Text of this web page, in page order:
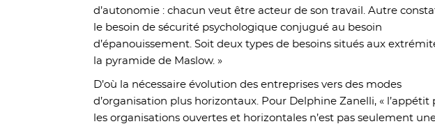
d’autonomie : chacun veut être acteur de son travail. Autre
le besoin de sécurité psychologique conjugué au besoin
d’épanouissement. Soit deux types de besoins situés aux
la pyramide de Maslow. »
D’où la nécessaire évolution des entreprises vers des modes
d’organisation plus horizontaux. Pour Delphine Zanelli, « l’appétit
les organisations ouvertes et horizontales n’est pas seulement